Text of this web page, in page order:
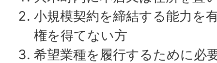
小規模契約を締結する能力を
権を得てない方
希望業種を履行するために必